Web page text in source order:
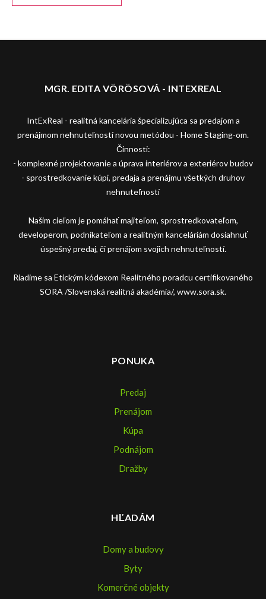
MGR. EDITA VÖRÖSOVÁ - INTEXREAL
IntExReal - realitná kancelária špecializujúca sa predajom a
prenájmom nehnuteľností novou metódou - Home Staging-om.
Činnosti:
- komplexné projektovanie a úprava interiérov a exteriérov budov
- sprostredkovanie kúpi, predaja a prenájmu všetkých druhov
nehnuteľností
Našim cieľom je pomáhať majiteľom, sprostredkovateľom,
developerom, podnikateľom a realitným kanceláriám dosiahnuť
úspešný predaj, či prenájom svojich nehnuteľností.
Riadime sa Etickým kódexom Realitného poradcu certifikovaného
SORA /Slovenská realitná akadémia/, www.sora.sk.
PONUKA
Predaj
Prenájom
Kúpa
Podnájom
Dražby
HĽADÁM
Domy a budovy
Byty
Komerčné objekty